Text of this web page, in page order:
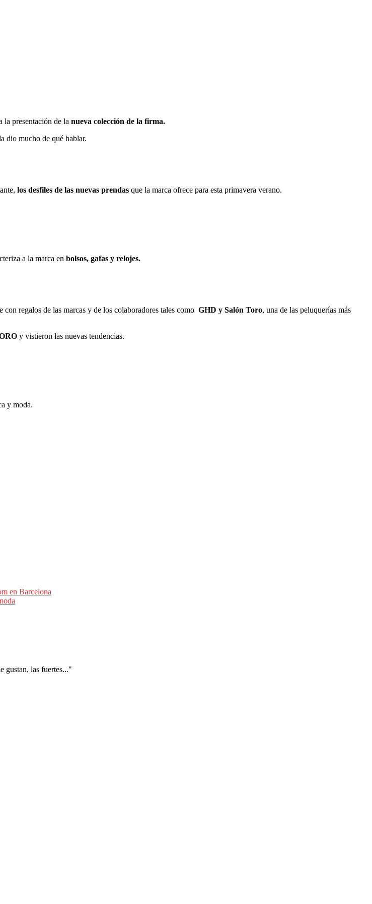
la presentación de la nueva colección de la firma.
dio mucho de qué hablar.
los desfiles de las nuevas prendas que la marca ofrece para esta primavera verano.
a la marca en bolsos, gafas y relojes.
con regalos de las marcas y de los colaboradores tales como GHD y Salón Toro, una de las peluquerías más
y vistieron las nuevas tendencias.
y moda.
en Barcelona
gustan, las fuertes..."